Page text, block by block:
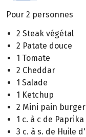
Pour 2 personnes
2 Steak végétal
2 Patate douce
1 Tomate
2 Cheddar
1 Salade
1 Ketchup
2 Mini pain burger
1 c. à c de Paprika
3 c. à s. de Huile